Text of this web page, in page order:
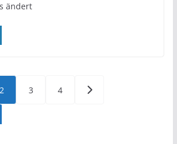
ändert
2 3 4